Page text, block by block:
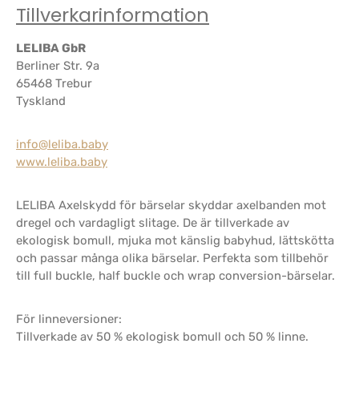
Tillverkarinformation
LELIBA GbR
Berliner Str. 9a
65468 Trebur
Tyskland
info@leliba.baby
www.leliba.baby
LELIBA Axelskydd för bärselar skyddar axelbanden mot
dregel och vardagligt slitage. De är tillverkade av
ekologisk bomull, mjuka mot känslig babyhud, lättskötta
och passar många olika bärselar. Perfekta som tillbehör
till full buckle, half buckle och wrap conversion-bärselar.
För linneversioner:
Tillverkade av 50 % ekologisk bomull och 50 % linne.